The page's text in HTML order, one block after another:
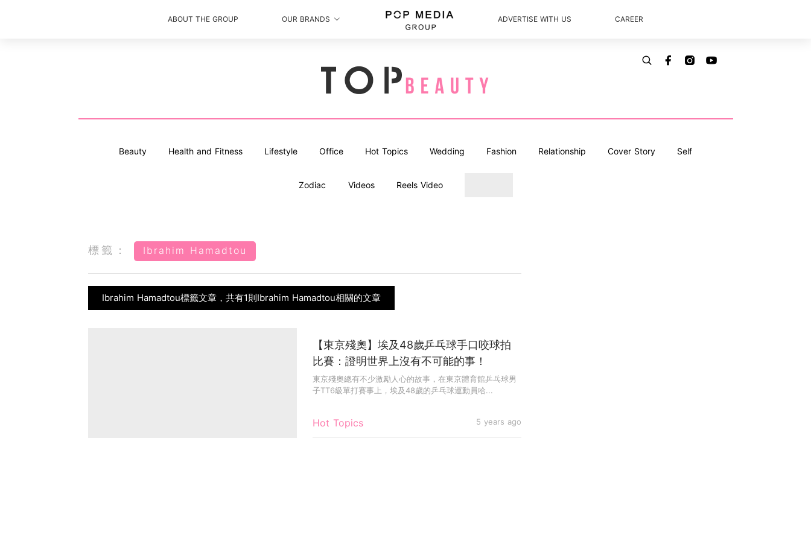
ABOUT THE GROUP OUR BRANDS ADVERTISE WITH US CAREER
Beauty Health and Fitness Lifestyle Office Hot Topics Wedding Fashion Relationship Cover Story Self
Zodiac Videos Reels Video
標籤： Ibrahim Hamadtou
Ibrahim Hamadtou標籤文章，共有1則Ibrahim Hamadtou相關的文章
Hot Topics 5 years ago
【東京殘奧】埃及48歲乒乓球手口咬球拍
比賽：證明世界上沒有不可能的事！
東京殘奧總有不少激勵人心的故事，在東京體育館乒乓球男
子TT6級單打賽事上，埃及48歲的乒乓球運動員哈...